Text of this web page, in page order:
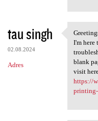
tau singh
02.08.2024
Adres
I'm here
blank
visit
https://